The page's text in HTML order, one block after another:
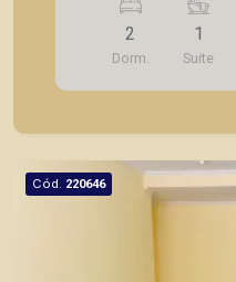
serviço; - Banheiro de
com churrasqueira; -
garagem. A Piramid tem como objetivo atender
seus clientes com
Ribeirão Preto.
2
Dorm.
1
Suite
Cód. 220646